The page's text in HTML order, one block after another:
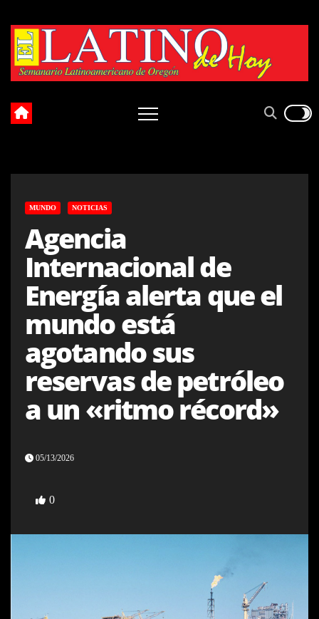
content
MUNDO NOTICIAS
Agencia
Internacional de
Energía alerta que el
mundo está
agotando sus
reservas de petróleo
a un «ritmo récord»
05/13/2026
0